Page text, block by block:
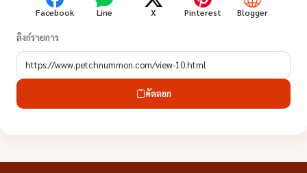
Facebook Line X Pinterest Blogger
ลิงก์รายการ
คัดลอก